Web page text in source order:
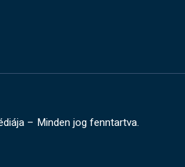
– Minden jog fenntartva.